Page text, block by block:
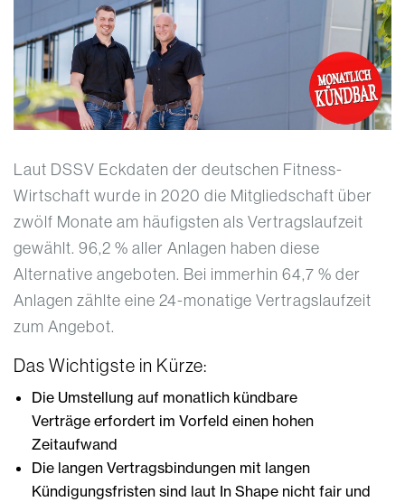
Laut DSSV Eckdaten der deutschen Fitness-
Wirtschaft wurde in 2020 die Mitgliedschaft über
zwölf Monate am häufigsten als Vertragslaufzeit
gewählt. 96,2 % aller Anlagen haben diese
Alternative angeboten. Bei immerhin 64,7 % der
Anlagen zählte eine 24-monatige Vertragslaufzeit
zum Angebot.
Das Wichtigste in Kürze:
Die Umstellung auf monatlich kündbare
Verträge erfordert im Vorfeld einen hohen
Zeitaufwand
Die langen Vertragsbindungen mit langen
Kündigungsfristen sind laut In Shape nicht fair und